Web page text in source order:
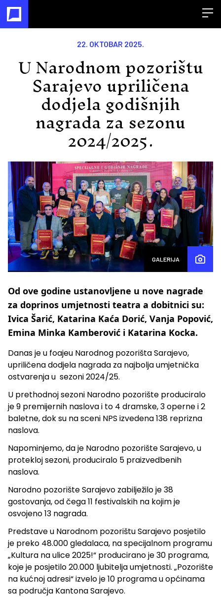
22. OKTOBAR 2025.
U Narodnom pozorištu
Sarajevo upriličena
dodjela godišnjih
nagrada za sezonu
2024/2025.
GALERIJA
Od ove godine ustanovljene u nove nagrade
za doprinos umjetnosti teatra a dobitnici su:
Ivica Šarić, Katarina Kaća Dorić, Vanja Popović,
Emina Minka Kamberović i Katarina Kocka.
Danas je u foajeu Narodnog pozorišta Sarajevo,
upriličena dodjela nagrada za najbolja umjetnička
ostvarenja u sezoni 2024/25.
U prethodnoj sezoni Narodno pozorište produciralo
je 9 premijernih naslova i to 4 dramske, 3 operne i 2
baletne, dok su na sceni NPS izvedena 138 reprizna
naslova.
Napominjemo, da je Narodno pozorište Sarajevo, u
protekloj sezoni, produciralo 5 praizvedbenih
naslova.
Narodno pozorište Sarajevo zabilježilo je 38
gostovanja, od čega 11 festivalskih na kojim je
osvojeno 13 nagrada.
Predstave u Narodnom pozorištu Sarajevo posjetilo
je preko 48.000 gledalaca, na specijalnom programu
„Kultura na ulice 2025!“ producirano je 30 programa,
koje je posjetilo 20.000 ljubitelja umjetnosti. „Pozorište
na kućnoj adresi“ izvelo je 10 programa u općinama
sa područja Kantona Sarajevo.